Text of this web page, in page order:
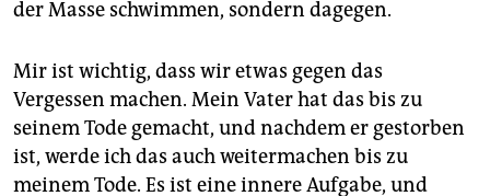
der Masse schwimmen, sondern dagegen.
Mir ist wichtig, dass wir etwas gegen das
Vergessen machen. Mein Vater hat das bis zu
seinem Tode gemacht, und nachdem er gestorben
ist, werde ich das auch weitermachen bis zu
meinem Tode. Es ist eine innere Aufgabe, und